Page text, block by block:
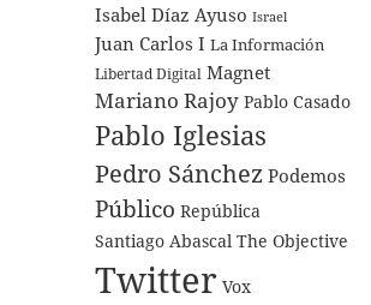
Isabel Díaz Ayuso Israel
Juan Carlos I La Información
Libertad Digital Magnet
Mariano Rajoy Pablo Casado
Pablo Iglesias
Pedro Sánchez Podemos
Público República
Santiago Abascal The Objective
Twitter Vox